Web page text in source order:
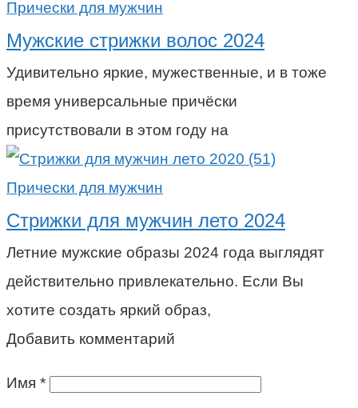
Прически для мужчин
Мужские стрижки волос 2024
Удивительно яркие, мужественные, и в тоже
время универсальные причёски
присутствовали в этом году на
Прически для мужчин
Стрижки для мужчин лето 2024
Летние мужские образы 2024 года выглядят
действительно привлекательно. Если Вы
хотите создать яркий образ,
Добавить комментарий
Имя *